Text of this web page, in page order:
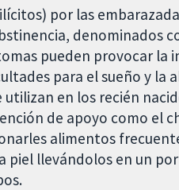
por las
denominados
pueden provocar la
para el sueño y la
en los recién
de apoyo como el
alimentos
llevándolos en un